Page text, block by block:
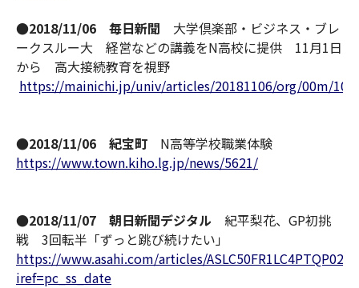
●2018/11/06 毎日新聞 大学倶楽部・ビジネス・ブレ
ークスルー大 経営などの講義をN高校に提供 11月1日
から 高大接続教育を視野
https://mainichi.jp/univ/articles/20181106/org/00m/
●2018/11/06 紀宝町 N高等学校職業体験
https://www.town.kiho.lg.jp/news/5621/
●2018/11/07 朝日新聞デジタル 紀平梨花、GP初挑
戦 3回転半「ずっと跳び続けたい」
https://www.asahi.com/articles/
iref=pc_ss_date